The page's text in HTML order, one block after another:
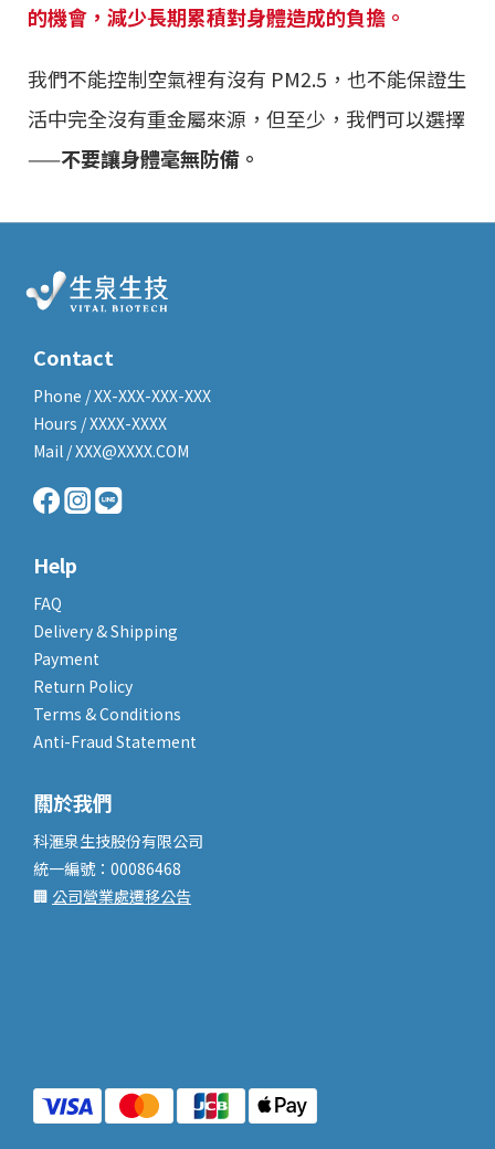
的機會，減少長期累積對身體造成的負擔。
我們不能控制空氣裡有沒有 PM2.5，也不能保證生
活中完全沒有重金屬來源，但至少，我們可以選擇
——不要讓身體毫無防備。
Contact
Phone / XX-XXX-XXX-XXX
Hours / XXXX-XXXX
Mail / XXX@XXXX.COM
Help
FAQ
Delivery & Shipping
Payment
Return Policy
Terms & Conditions
Anti-Fraud Statement
關於我們
科滙泉生技股份有限公司
統一編號：00086468
🏢 公司營業處遷移公告